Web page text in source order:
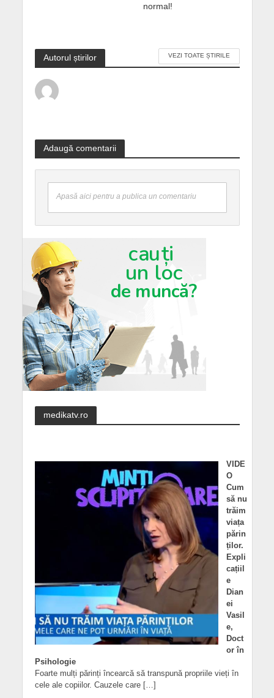
normal!
Autorul știrilor VEZI TOATE ȘTIRILE
Adaugă comentarii
Apasă aici pentru a publica un comentariu
medikatv.ro
VIDE
O
Cum
să nu
trăim
viața
părin
ților.
Expli
cațiil
e
Dian
ei
Vasil
e,
Doct
or în
Psihologie
Foarte mulți părinți încearcă să transpună propriile vieți în
cele ale copiilor. Cauzele care […]